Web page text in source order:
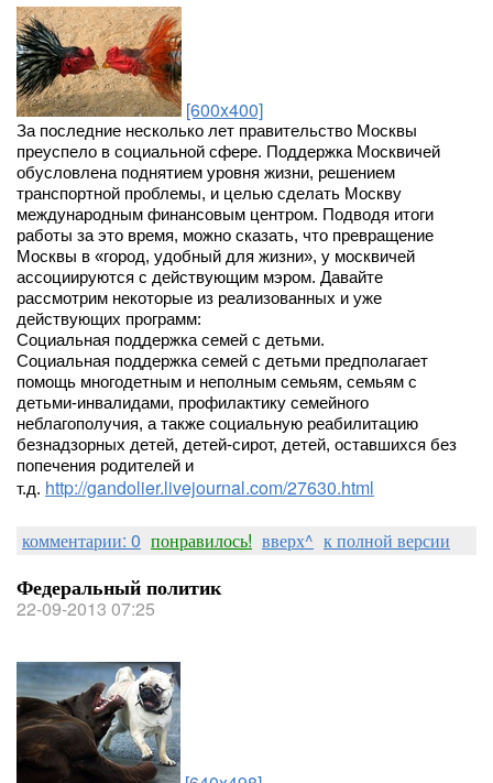
[600x400]
За последние несколько лет правительство Москвы
преуспело в социальной сфере. Поддержка Москвичей
обусловлена поднятием уровня жизни, решением
транспортной проблемы, и целью сделать Москву
международным финансовым центром. Подводя итоги
работы за это время, можно сказать, что превращение
Москвы в «город, удобный для жизни», у москвичей
ассоциируются с действующим мэром. Давайте
рассмотрим некоторые из реализованных и уже
действующих программ:
Социальная поддержка семей с детьми.
Социальная поддержка семей с детьми предполагает
помощь многодетным и неполным семьям, семьям с
детьми-инвалидами, профилактику семейного
неблагополучия, а также социальную реабилитацию
безнадзорных детей, детей-сирот, детей, оставшихся без
попечения родителей и
т.д. http://gandolier.livejournal.com/27630.html
комментарии: 0 понравилось! вверх^ к полной версии
Федеральный политик
22-09-2013 07:25